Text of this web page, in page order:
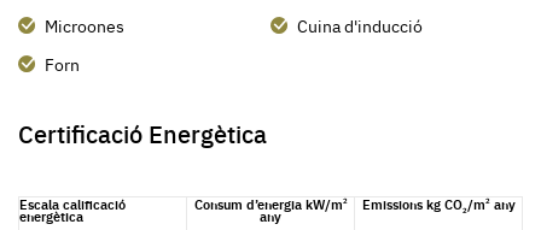
Microones
Cuina d'inducció
Forn
Certificació Energètica
Escala calificació
energètica
Consum d’energia kW/m2
any
Emissions kg CO2/m2any